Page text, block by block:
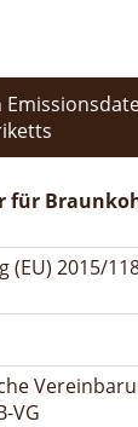
für
(EU) 2015/
VG